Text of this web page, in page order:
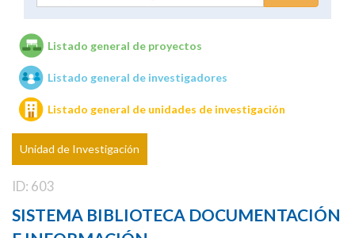
Unidades de investigación
Listado general de proyectos
Listado general de investigadores
Listado general de unidades de investigación
Unidad de Investigación
ID: 603
SISTEMA BIBLIOTECA DOCUMENTACIÓN